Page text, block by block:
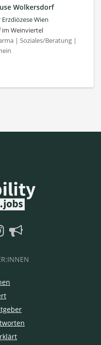
Wolkersdorf
Wien
im Weinviertel
| Soziales/Beratung |